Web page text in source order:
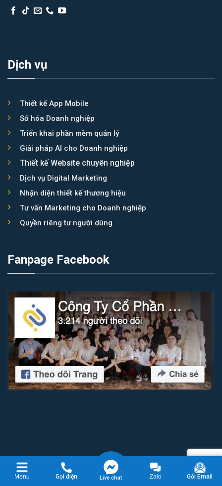
Dịch vụ
Thiết kế App Mobile
Số hóa Doanh nghiệp
Triển khai phần mềm quản lý
Giải pháp AI cho Doanh nghiệp
Thiết kế Website chuyên nghiệp
Dịch vụ Digital Marketing
Nhận diện thiết kế thương hiệu
Tư vấn Marketing cho Doanh nghiệp
Quyền riêng tư người dùng
Fanpage Facebook
Copyright 2026 © Công ty cổ phần công nghệ IZI Software
Menu Gọi điện Live chat Zalo Gởi Email